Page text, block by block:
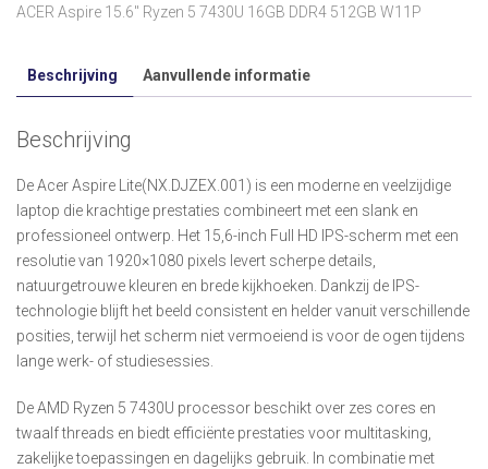
ACER Aspire 15.6″ Ryzen 5 7430U 16GB DDR4 512GB W11P
Beschrijving Aanvullende informatie
Beschrijving
De Acer Aspire Lite(NX.DJZEX.001) is een moderne en veelzijdige
laptop die krachtige prestaties combineert met een slank en
professioneel ontwerp. Het 15,6-inch Full HD IPS-scherm met een
resolutie van 1920×1080 pixels levert scherpe details,
natuurgetrouwe kleuren en brede kijkhoeken. Dankzij de IPS-
technologie blijft het beeld consistent en helder vanuit verschillende
posities, terwijl het scherm niet vermoeiend is voor de ogen tijdens
lange werk- of studiesessies.
De AMD Ryzen 5 7430U processor beschikt over zes cores en
twaalf threads en biedt efficiënte prestaties voor multitasking,
zakelijke toepassingen en dagelijks gebruik. In combinatie met